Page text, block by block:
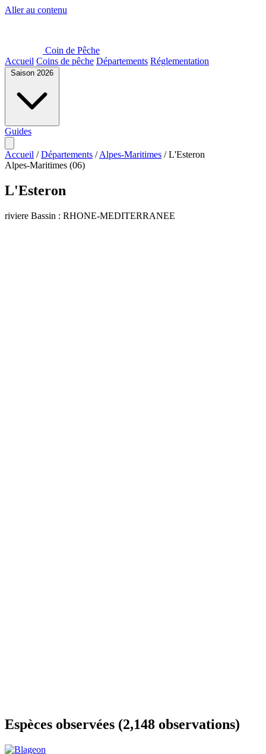
Aller au contenu
Coin de Pêche
Accueil Coins de pêche Départements Réglementation
Saison 2026
Guides
Accueil / Départements / Alpes-Maritimes / L'Esteron
Alpes-Maritimes (06)
L'Esteron
riviere Bassin : RHONE-MEDITERRANEE
Espèces observées (2,148 observations)